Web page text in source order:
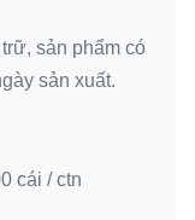
sản phẩm có
sản xuất.
cái / ctn